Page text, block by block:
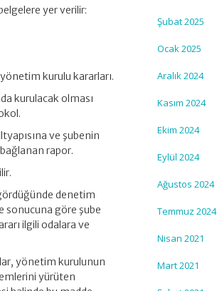
yer verilir:
kurulu kararları.
kurulacak olması
ve şubenin
rapor.
denetim
sonucuna göre şube
ilgili odalara ve
yönetim kurulunun
yürüten
Şubat 2025
Ocak 2025
Aralık 2024
Kasım 2024
Ekim 2024
Eylül 2024
Ağustos 2024
Temmuz 2024
Nisan 2021
Mart 2021